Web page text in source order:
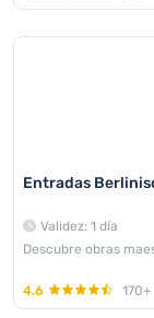
Entradas
Validez: 1 día
Descubre obras
4.6 170+